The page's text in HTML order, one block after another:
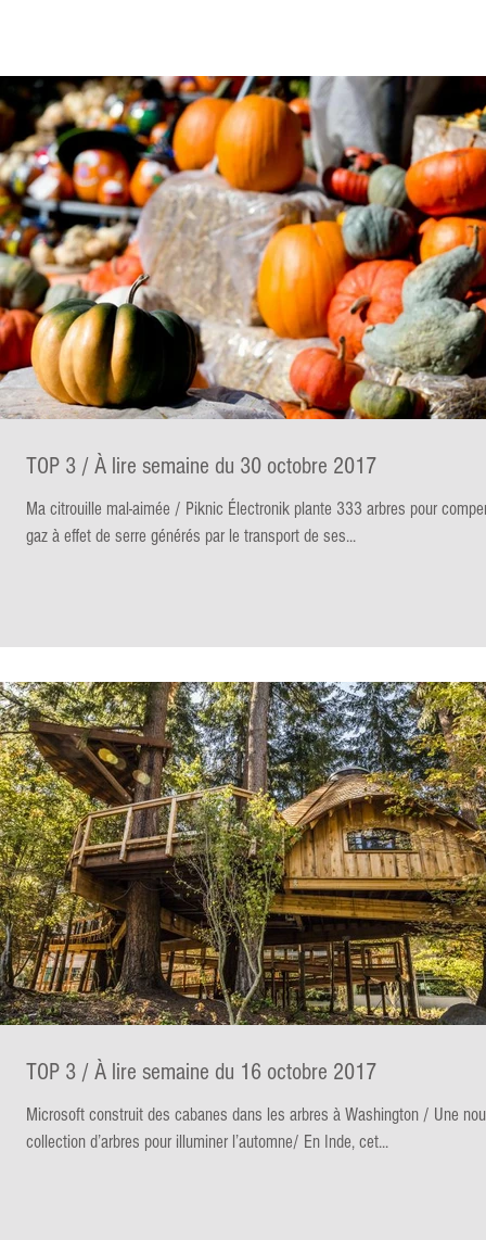
TOP 3 / À lire semaine du 30 octobre 2017
Ma citrouille mal-aimée / Piknic Électronik plante 333 arbres pour
gaz à effet de serre générés par le transport de ses...
TOP 3 / À lire semaine du 16 octobre 2017
Microsoft construit des cabanes dans les arbres à Washington / Une
collection d’arbres pour illuminer l’automne/ En Inde, cet...